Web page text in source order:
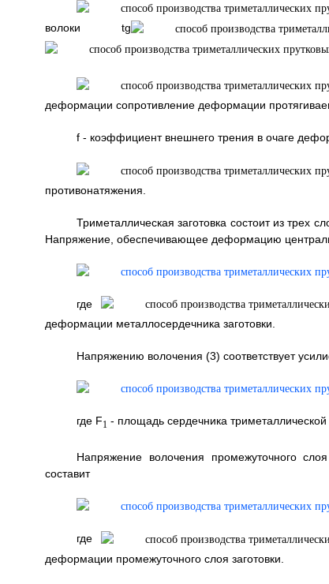
волоки tg
деформации сопротивление деформации
f - коэффициент внешнего трения в очаге
противонатяжения.
Триметаллическая заготовка состоит из трех
Напряжение, обеспечивающее деформацию
где
деформации металлосердечника заготовки.
Напряжению волочения (3) соответствует
где F1 - площадь сердечника триметаллической
Напряжение волочения промежуточного
составит
где
деформации промежуточного слоя заготовки.